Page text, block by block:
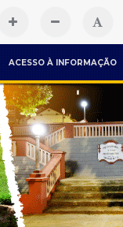
ACESSO À INFORMAÇÃO